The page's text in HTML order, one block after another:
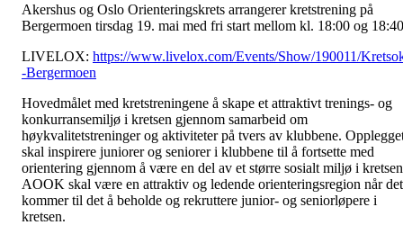
Akershus og Oslo Orienteringskrets arrangerer kretstrening på
Bergermoen tirsdag 19. mai med fri start mellom kl. 18:00 og
LIVELOX: https://www.livelox.com/Events/Show/190011/
-Bergermoen
Hovedmålet med kretstreningene å skape et attraktivt trenings- og
konkurransemiljø i kretsen gjennom samarbeid om
høykvalitetstreninger og aktiviteter på tvers av klubbene.
skal inspirere juniorer og seniorer i klubbene til å fortsette med
orientering gjennom å være en del av et større sosialt miljø i
AOOK skal være en attraktiv og ledende orienteringsregion når det
kommer til det å beholde og rekruttere junior- og seniorløpere i
kretsen.